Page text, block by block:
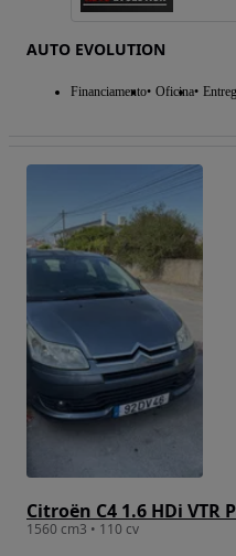
AUTO EVOLUTION
Financiamento Oficina
Citroën C4 1.6 HDi VTR
1560 cm3 • 110 cv